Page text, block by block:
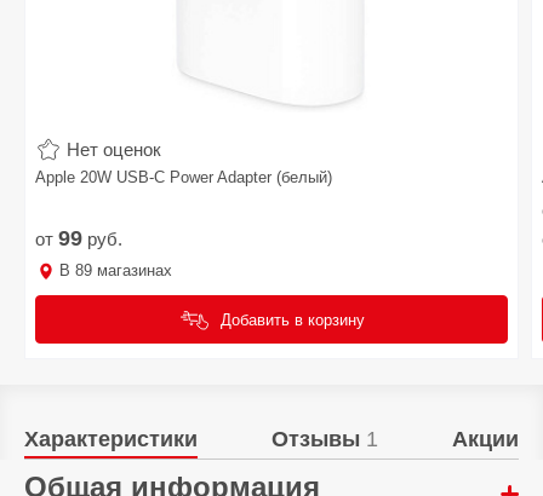
Нет оценок
Apple 20W USB-C Power Adapter (белый)
от 99 руб.
В 89 магазинах
Добавить в корзину
Характеристики Отзывы 1 Акции
Общая информация